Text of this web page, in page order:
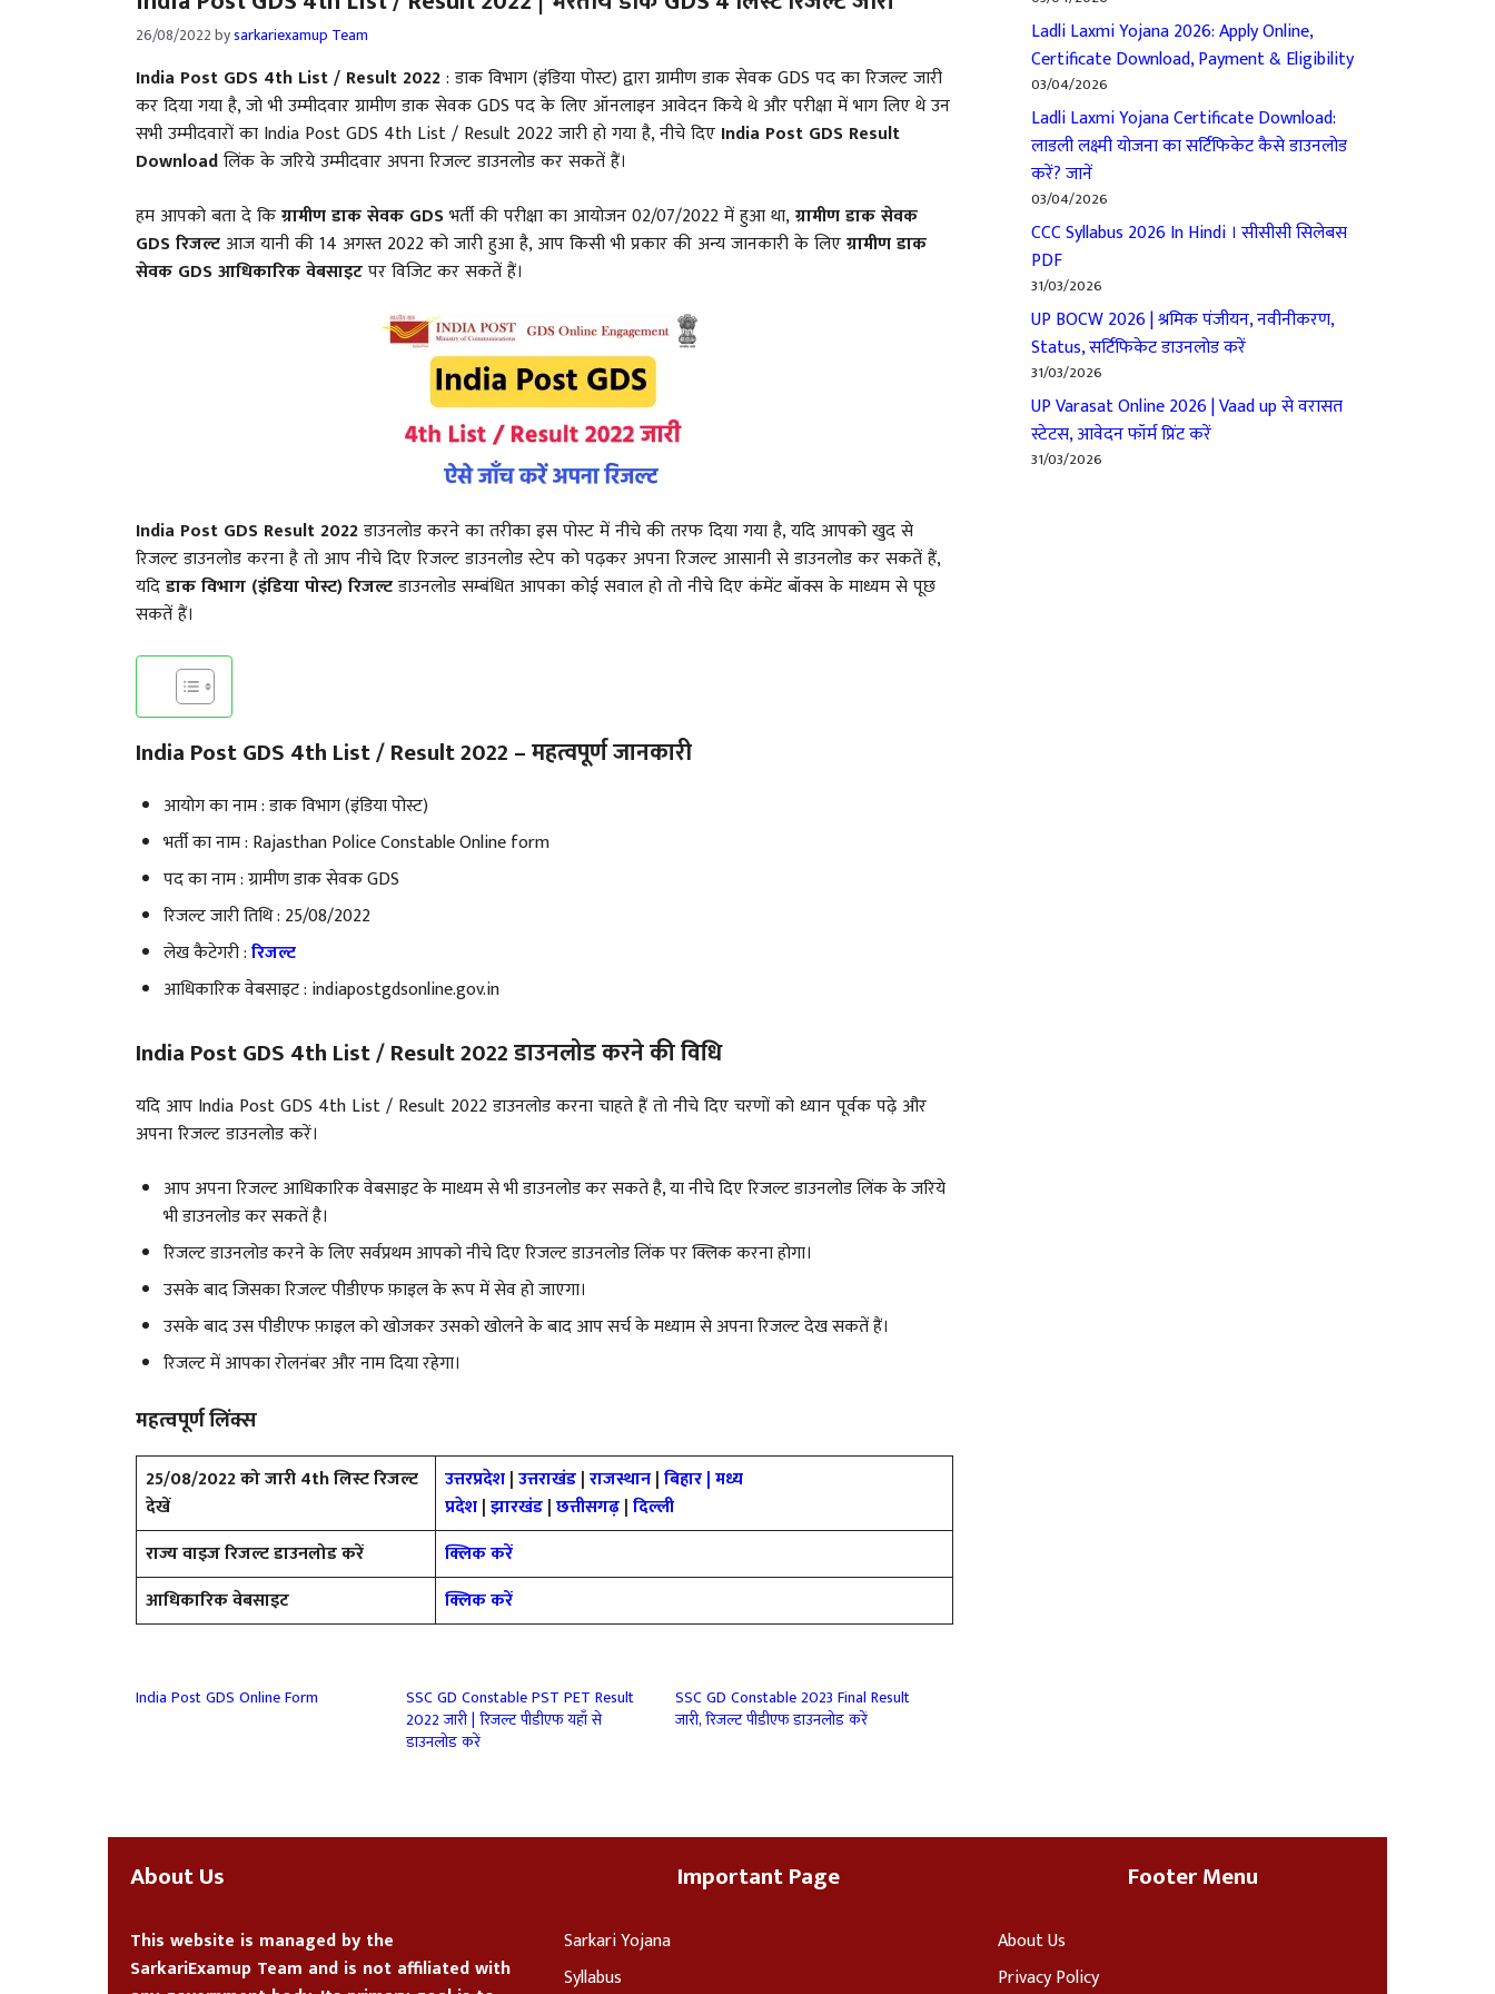
26/08/2022bysarkariexamup Team
India Post GDS 4th List / Result 2022: डाक विभाग (इंडिया पोस्ट) द्वारा ग्रामीण डाक सेवक GDS पद का रिजल्ट जारी
कर दिया गया है, जो भी उम्मीदवार ग्रामीण डाक सेवक GDS पद के लिए ऑनलाइन आवेदन किये थे और परीक्षा में भाग लिए थे उन
सभी उम्मीदवारों का India Post GDS 4th List / Result 2022 जारी हो गया है, नीचे दिए India Post GDS Result
Downloadलिंक के जरिये उम्मीदवार अपना रिजल्ट डाउनलोड कर सकतें हैं।
हम आपको बता दे किग्रामीण डाक सेवक GDSभर्ती की परीक्षा का आयोजन 02/07/2022 में हुआ था,ग्रामीण डाक सेवक
GDS रिजल्ट आज यानी की 14 अगस्त 2022 को जारी हुआ है, आप किसी भी प्रकार की अन्य जानकारी के लिएग्रामीण डाक
सेवक GDS आधिकारिक वेबसाइटपर विजिट कर सकतें हैं।
India Post GDS Result 2022डाउनलोड करने का तरीका इस पोस्ट में नीचे की तरफ दिया गया है, यदि आपको खुद से
रिजल्ट डाउनलोड करना है तो आप नीचे दिए रिजल्ट डाउनलोड स्टेप को पढ़कर अपना रिजल्ट आसानी से डाउनलोड कर सकतें हैं,
यदिडाक विभाग (इंडिया पोस्ट) रिजल्टडाउनलोड सम्बंधित आपका कोई सवाल हो तो नीचे दिए कंमेंट बॉक्स के माध्यम से पूछ
सकतें हैं।
India Post GDS 4th List / Result 2022 – महत्वपूर्ण जानकारी
आयोग का नाम : डाक विभाग (इंडिया पोस्ट)
भर्ती का नाम : Rajasthan Police Constable Online form
पद का नाम : ग्रामीण डाक सेवक GDS
रिजल्ट जारी तिथि : 25/08/2022
लेख कैटेगरी :रिजल्ट
आधिकारिक वेबसाइट : indiapostgdsonline.gov.in
India Post GDS 4th List / Result 2022 डाउनलोड करने की विधि
यदि आप India Post GDS 4th List / Result 2022 डाउनलोड करना चाहते हैं तो नीचे दिए चरणों को ध्यान पूर्वक पढ़े और
अपना रिजल्ट डाउनलोड करें।
आप अपना रिजल्ट आधिकारिक वेबसाइट के माध्यम से भी डाउनलोड कर सकते है, या नीचे दिए रिजल्ट डाउनलोड लिंक के जरिये
भी डाउनलोड कर सकतें है।
रिजल्ट डाउनलोड करने के लिए सर्वप्रथम आपको नीचे दिए रिजल्ट डाउनलोड लिंक पर क्लिक करना होगा।
उसके बाद जिसका रिजल्ट पीडीएफ फ़ाइल के रूप में सेव हो जाएगा।
उसके बाद उस पीडीएफ फ़ाइल को खोजकर उसको खोलने के बाद आप सर्च के मध्याम से अपना रिजल्ट देख सकतें हैं।
रिजल्ट में आपका रोलनंबर और नाम दिया रहेगा।
महत्वपूर्ण लिंक्स
25/08/2022 को जारी 4th लिस्ट रिजल्ट
देखें
उत्तरप्रदेश|उत्तराखंड|राजस्थान|बिहार|मध्य
प्रदेश|झारखंड|छत्तीसगढ़|दिल्ली
राज्य वाइज रिजल्ट डाउनलोड करें
क्लिक करें
आधिकारिक वेबसाइट
क्लिक करें
India Post GDS Online Form
SSC GD Constable PST PET Result
2022 जारी | रिजल्ट पीडीएफ यहाँ से
डाउनलोड करें
SSC GD Constable 2023 Final Result
जारी, रिजल्ट पीडीएफ डाउनलोड करें
Ladli Laxmi Yojana 2026: Apply Online,
Certificate Download, Payment & Eligibility
03/04/2026
Ladli Laxmi Yojana Certificate Download:
लाडली लक्ष्मी योजना का सर्टिफिकेट कैसे डाउनलोड
करें? जानें
03/04/2026
CCC Syllabus 2026 In Hindi । सीसीसी सिलेबस
PDF
31/03/2026
UP BOCW 2026 | श्रमिक पंजीयन, नवीनीकरण,
Status, सर्टिफिकेट डाउनलोड करें
31/03/2026
UP Varasat Online 2026 | Vaad up से वरासत
स्टेटस, आवेदन फॉर्म प्रिंट करें
31/03/2026
About Us
This website is managed by the
SarkariExamup Team and is not affiliated with
Important Page
Sarkari Yojana
Syllabus
Footer Menu
About Us
Privacy Policy